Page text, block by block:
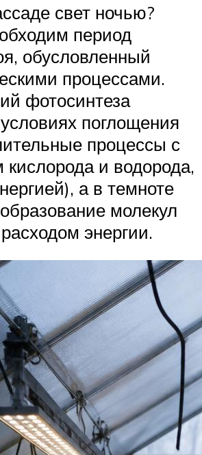
свет ночью?
период
обусловленный
процессами.
фотосинтеза
поглощения
процессы с
и водорода,
а в темноте
молекул
энергии.